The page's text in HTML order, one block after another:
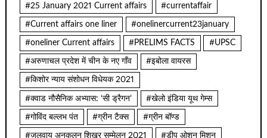
#25 January 2021 Current affairs #currentaffair
#Current affairs one liner #onelinercurrent23january
#oneliner Current affairs #PRELIMS FACTS #UPSC
#अरुणाचल प्रदेश में चीन के नए गाँव #इबोला वायरस
#किशोर न्याय संशोधन विधेयक 2021
#क्वाड नौसैनिक अभ्यास: ‘सी ड्रैगन’ #खेलो इंडिया यूथ गेम्स
#गोविंद बल्लभ पंत #ग्रीन टैक्स #ग्रीन बॉण्ड
#जलवायु अनुकूलन शिखर सम्मेलन 2021 #डीप ओशन मिशन